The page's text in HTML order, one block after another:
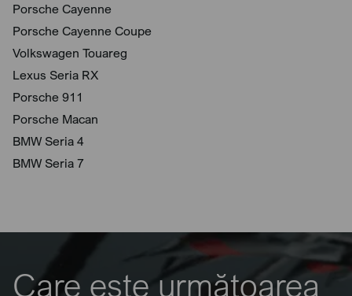
Porsche Cayenne
Porsche Cayenne Coupe
Volkswagen Touareg
Lexus Seria RX
Porsche 911
Porsche Macan
BMW Seria 4
BMW Seria 7
Care este următoarea